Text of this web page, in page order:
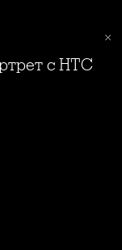
с HTC